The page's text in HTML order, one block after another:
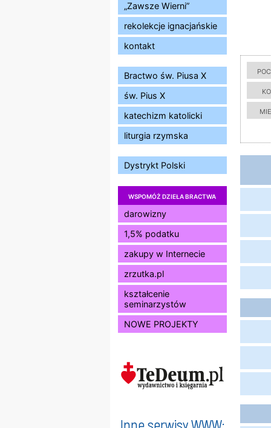
„Zawsze Wierni”
rekolekcje ignacjańskie
kontakt
Bractwo św. Piusa X
św. Pius X
katechizm katolicki
liturgia rzymska
Dystrykt Polski
WSPOMÓŻ DZIEŁA BRACTWA
darowizny
1,5% podatku
zakupy w Internecie
zrzutka.pl
kształcenie
seminarzystów
NOWE PROJEKTY